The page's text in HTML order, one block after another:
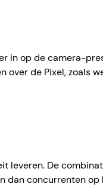
in op de camera-
over de Pixel, zoals
leveren. De
dan concurrenten op